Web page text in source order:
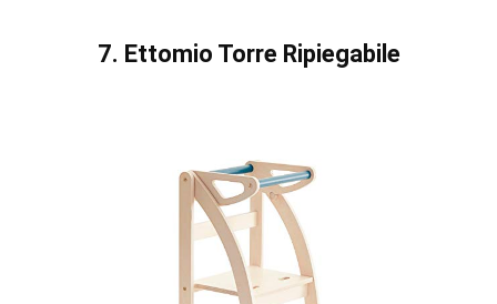
7. Ettomio Torre Ripiegabile